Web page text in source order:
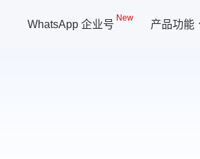
WhatsApp 企业号
New
产品功能